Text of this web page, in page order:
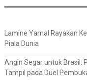
Lamine Yamal Rayakan
Piala Dunia
Angin Segar untuk Brasil:
Tampil pada Duel